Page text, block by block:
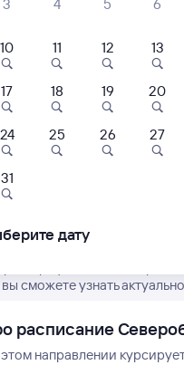
график движения
сможете узнать
расписание
направлении
3 4 5 6
10 11 12 13
17 18 19 20
24 25 26 27
31
дату